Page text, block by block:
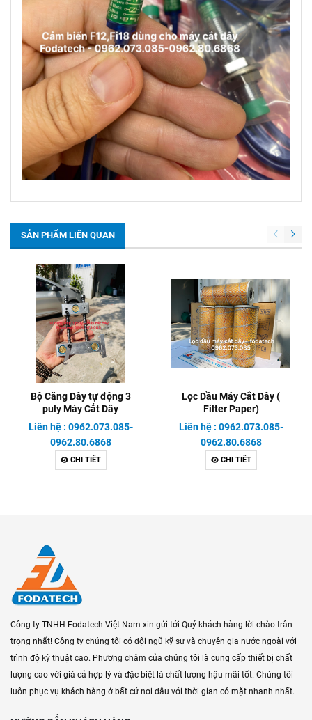
SẢN PHẨM LIÊN QUAN
Bộ Căng Dây tự động 3
puly Máy Cắt Dây
Liên hệ : 0962.073.085-
0962.80.6868
CHI TIẾT
Lọc Dầu Máy Cắt Dây (
Filter Paper)
Liên hệ : 0962.073.085-
0962.80.6868
CHI TIẾT
Công ty TNHH Fodatech Việt Nam xin gửi tới Quý khách hàng lời chào trân
trọng nhất! Công ty chúng tôi có đội ngũ kỹ sư và chuyên gia nước ngoài với
trình độ kỹ thuật cao. Phương châm của chúng tôi là cung cấp thiết bị chất
lượng cao với giá cả hợp lý và đặc biệt là chất lượng hậu mãi tốt. Chúng tôi
luôn phục vụ khách hàng ở bất cứ nơi đâu với thời gian có mặt nhanh nhất.